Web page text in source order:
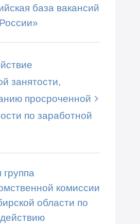
база вакансий
занятости,
просроченной
по заработной
комиссии
области по